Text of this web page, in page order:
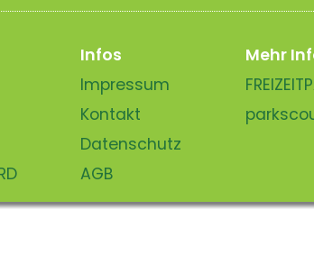
Infos
Impressum
Kontakt
Datenschutz
AGB
Mehr